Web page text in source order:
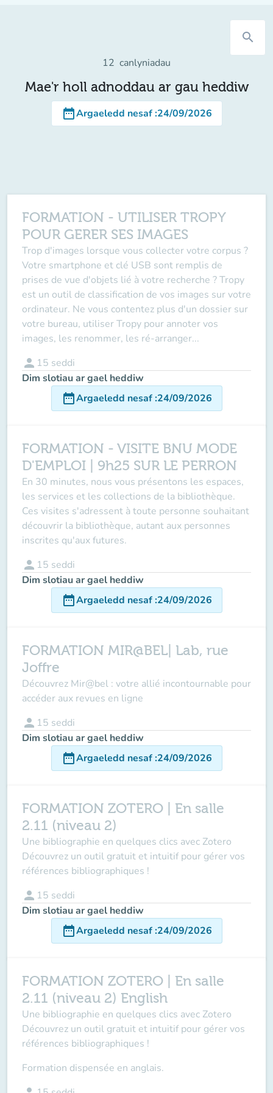
search
12 canlyniadau
Mae'r holl adnoddau ar gau heddiw
date_rangeArgaeledd nesaf:24/09/2026
FORMATION - UTILISER TROPY
POUR GERER SES IMAGES
Trop d'images lorsque vous collecter votre corpus ?
Votre smartphone et clé USB sont remplis de
prises de vue d'objets lié à votre recherche ? Tropy
est un outil de classification de vos images sur votre
ordinateur. Ne vous contentez plus d'un dossier sur
votre bureau, utiliser Tropy pour annoter vos
images, les renommer, les ré-arranger...
person 15 seddi
Dim slotiau ar gael heddiw
date_rangeArgaeledd nesaf:24/09/2026
FORMATION - VISITE BNU MODE
D'EMPLOI | 9h25 SUR LE PERRON
En 30 minutes, nous vous présentons les espaces,
les services et les collections de la bibliothèque.
Ces visites s'adressent à toute personne souhaitant
découvrir la bibliothèque, autant aux personnes
inscrites qu'aux futures.
person 15 seddi
Dim slotiau ar gael heddiw
date_rangeArgaeledd nesaf:24/09/2026
FORMATION MIR@BEL| Lab, rue
Joffre
Découvrez Mir@bel : votre allié incontournable pour
accéder aux revues en ligne
person 15 seddi
Dim slotiau ar gael heddiw
date_rangeArgaeledd nesaf:24/09/2026
FORMATION ZOTERO | En salle
2.11 (niveau 2)
Une bibliographie en quelques clics avec Zotero
Découvrez un outil gratuit et intuitif pour gérer vos
références bibliographiques !
person 15 seddi
Dim slotiau ar gael heddiw
date_rangeArgaeledd nesaf:24/09/2026
FORMATION ZOTERO | En salle
2.11 (niveau 2) English
Une bibliographie en quelques clics avec Zotero
Découvrez un outil gratuit et intuitif pour gérer vos
références bibliographiques !
Formation dispensée en anglais.